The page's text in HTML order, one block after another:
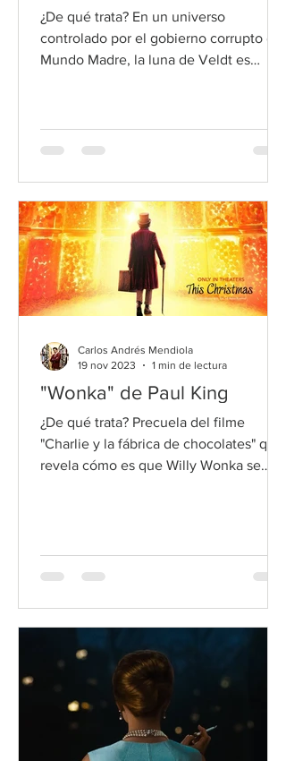
¿De qué trata? En un universo
controlado por el gobierno corrupto del
Mundo Madre, la luna de Veldt es
"Wonka" de Paul King
¿De qué trata? Precuela del filme
"Charlie y la fábrica de chocolates" que
revela cómo es que Willy Wonka se
Carlos Andrés Mendiola
19 nov 2023
1 min de lectura